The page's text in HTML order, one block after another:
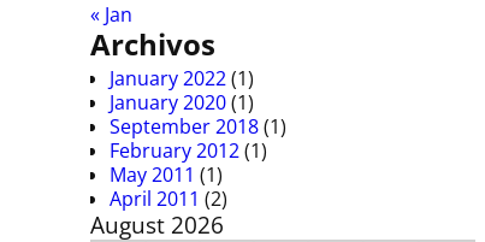
« Jan
Archivos
January 2022(1)
January 2020(1)
September 2018(1)
February 2012(1)
May 2011 (1)
April 2011 (2)
August 2026